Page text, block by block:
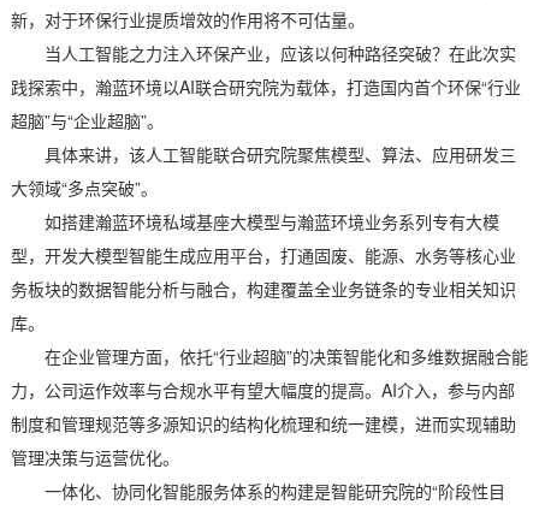
新，对于环保行业提质增效的作用将不可估量。
当人工智能之力注入环保产业，应该以何种路径突破？在此次实
践探索中，瀚蓝环境以AI联合研究院为载体，打造国内首个环保“行业
超脑”与“企业超脑”。
具体来讲，该人工智能联合研究院聚焦模型、算法、应用研发三
大领域“多点突破”。
如搭建瀚蓝环境私域基座大模型与瀚蓝环境业务系列专有大模
型，开发大模型智能生成应用平台，打通固废、能源、水务等核心业
务板块的数据智能分析与融合，构建覆盖全业务链条的专业相关知识
库。
在企业管理方面，依托“行业超脑”的决策智能化和多维数据融合能
力，公司运作效率与合规水平有望大幅度的提高。AI介入，参与内部
制度和管理规范等多源知识的结构化梳理和统一建模，进而实现辅助
管理决策与运营优化。
一体化、协同化智能服务体系的构建是智能研究院的“阶段性目